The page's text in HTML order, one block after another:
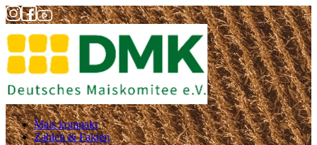
Mais kompakt
Zahlen & Fakten